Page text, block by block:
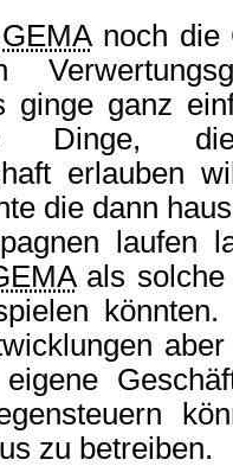
GEMAnoch die
ginge ganz
Dinge,
erlauben
die dann
laufen
als solche
könnten.
zu betreiben.